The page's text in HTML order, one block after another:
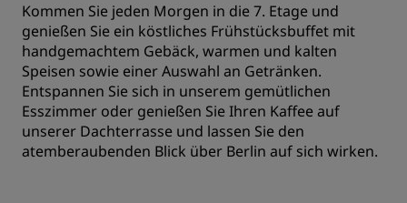
Kommen Sie jeden Morgen in die 7. Etage und
genießen Sie ein köstliches Frühstücksbuffet mit
handgemachtem Gebäck, warmen und kalten
Speisen sowie einer Auswahl an Getränken.
Entspannen Sie sich in unserem gemütlichen
Esszimmer oder genießen Sie Ihren Kaffee auf
unserer Dachterrasse und lassen Sie den
atemberaubenden Blick über Berlin auf sich wirken.